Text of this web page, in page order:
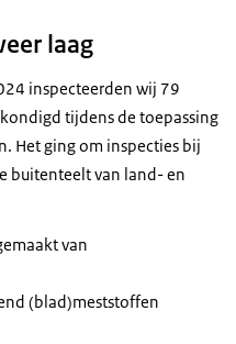
laag
inspecteerden wij 79
tijdens de toepassing
Het ging om inspecties bij
buitenteelt van land- en
van
(blad)meststoffen